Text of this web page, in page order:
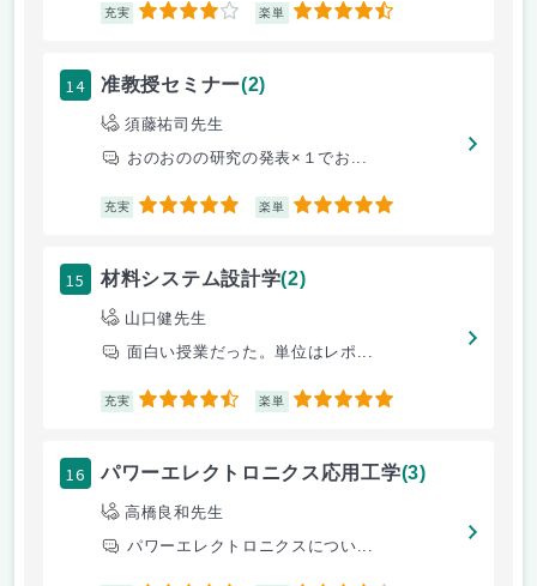
充実 4 楽単 4.5
14 准教授セミナー(2)
須藤祐司先生
おのおのの研究の発表×１でお...
充実 5 楽単 5
15 材料システム設計学(2)
山口健先生
面白い授業だった。単位はレポ...
充実 4.5 楽単 5
16 パワーエレクトロニクス応用工学(3)
高橋良和先生
パワーエレクトロニクスについ...